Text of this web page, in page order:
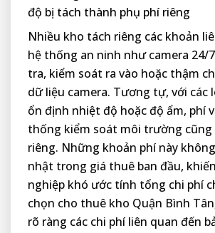
độ bị tách thành phụ phí riêng
Nhiều kho tách riêng các khoản
hệ thống an ninh như camera 24/
tra, kiểm soát ra vào hoặc thậm
dữ liệu camera. Tương tự, với các
ổn định nhiệt độ hoặc độ ẩm, phí
thống kiểm soát môi trường
riêng. Những khoản phí này
nhật trong giá thuê ban đầu,
nghiệp khó ước tính tổng chi phí
chọn cho thuê kho Quận Bình
rõ ràng các chi phí liên quan đến